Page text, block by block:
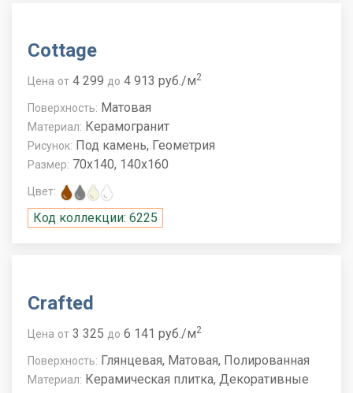
Cottage
Цена от 4 299 до 4 913 руб./м2
Поверхность: Матовая
Материал: Керамогранит
Рисунок: Под камень, Геометрия
Размер: 70x140, 140x160
Цвет:
Код коллекции: 6225
Crafted
Цена от 3 325 до 6 141 руб./м2
Поверхность: Глянцевая, Матовая, Полированная
Материал: Керамическая плитка, Декоративные